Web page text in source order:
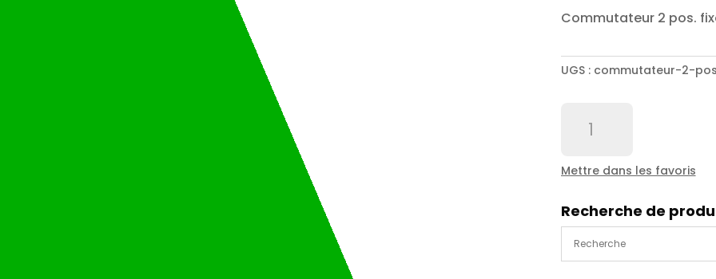
Commutateur 2 pos.
UGS : commutateur-2-
2
fixe
-
ZB4BD2
Mettre dans les favoris
Recherche de